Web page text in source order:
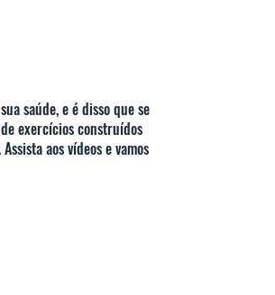
saúde, e é disso que se
exercícios construídos
aos vídeos e vamos